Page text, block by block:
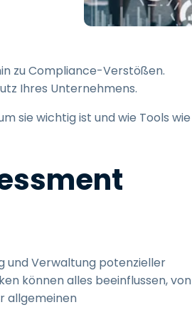
auf Computer
Sicherheit
zu Compliance-Verstößen.
Ihres Unternehmens.
sie wichtig ist und wie Tools wie
und Verwaltung potenzieller
können alles beeinflussen, von
allgemeinen